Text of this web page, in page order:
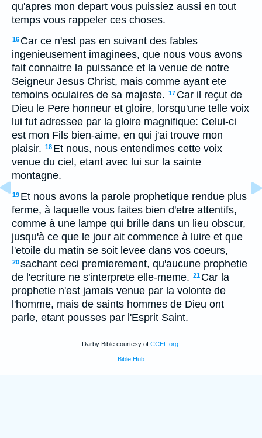
qu'apres mon depart vous puissiez aussi en tout
temps vous rappeler ces choses.
16 Car ce n'est pas en suivant des fables
ingenieusement imaginees, que nous vous avons
fait connaitre la puissance et la venue de notre
Seigneur Jesus Christ, mais comme ayant ete
temoins oculaires de sa majeste. 17 Car il reçut de
Dieu le Pere honneur et gloire, lorsqu'une telle voix
lui fut adressee par la gloire magnifique: Celui-ci
est mon Fils bien-aime, en qui j'ai trouve mon
plaisir. 18 Et nous, nous entendimes cette voix
venue du ciel, etant avec lui sur la sainte
montagne.
19 Et nous avons la parole prophetique rendue plus
ferme, à laquelle vous faites bien d'etre attentifs,
comme à une lampe qui brille dans un lieu obscur,
jusqu'à ce que le jour ait commence à luire et que
l'etoile du matin se soit levee dans vos coeurs,
20sachant ceci premierement, qu'aucune prophetie
de l'ecriture ne s'interprete elle-meme. 21 Car la
prophetie n'est jamais venue par la volonte de
l'homme, mais de saints hommes de Dieu ont
parle, etant pousses par l'Esprit Saint.
Darby Bible courtesy of CCEL.org
Bible Hub